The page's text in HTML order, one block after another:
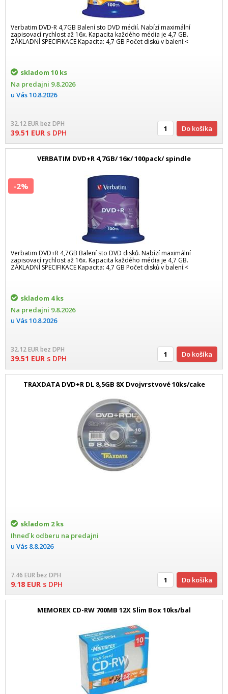
Verbatim DVD-R 4,7GB Balení sto DVD médií. Nabízí maximální
zapisovací rychlost až 16x. Kapacita každého média je 4,7 GB.
ZÁKLADNÍ SPECIFIKACE Kapacita: 4,7 GB Počet disků v balení:<
skladom 10 ks
Na predajni 9.8.2026
u Vás10.8.2026
32.12EURbez DPH
39.51 EUR s DPH Do košíka
VERBATIM DVD+R 4,7GB/ 16x/ 100pack/ spindle
Verbatim DVD+R 4,7GB Balení sto DVD disků. Nabízí maximální
zapisovací rychlost až 16x. Kapacita každého média je 4,7 GB.
ZÁKLADNÍ SPECIFIKACE Kapacita: 4,7 GB Počet disků v balení:<
skladom 4 ks
Na predajni 9.8.2026
u Vás10.8.2026
32.12EURbez DPH
39.51 EUR s DPH
-2%
Do košíka
TRAXDATA DVD+R DL 8,5GB 8X Dvojvrstvové 10ks/cake
skladom 2 ks
Ihneď k odberu na predajni
u Vás 8.8.2026
7.46 EURbez DPH
9.18 EUR s DPH Do košíka
MEMOREX CD-RW 700MB 12X Slim Box 10ks/bal